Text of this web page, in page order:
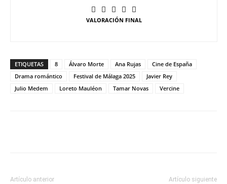
VALORACIÓN FINAL
ETIQUETAS 8 Álvaro Morte Ana Rujas
Cine de España
Drama romántico
Festival de Málaga 2025
Javier Rey
Julio Medem
Loreto Mauléon Tamar Novas Vercine
Artículo anterior Artículo siguiente